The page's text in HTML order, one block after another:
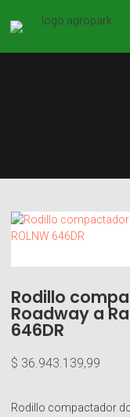
Rodillo
Roadway a
646DR
$ 36.943.139,99
Rodillo compactador